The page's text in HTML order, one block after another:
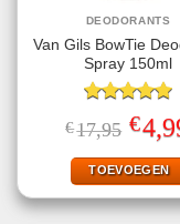
DEODORANTS
Van Gils BowTie
Spray 150ml
Gewaardeerd
5.00uit 5
€17,95
prijs
was:
€
TOEVOEGEN